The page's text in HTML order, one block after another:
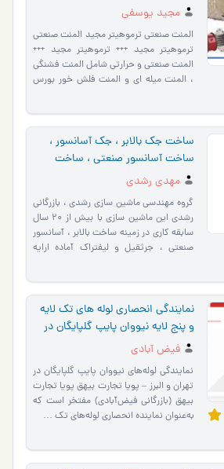
مجید یوسفی
المنت صنعتی ترموهیتر مجید المنت صنعتی
ترموهیتر مجید +++ ترموهیتر مجید +++
المنت صنعتی و حرارتی شامل المنت فشنگی
، المنت میله ای و المنت فلش خور بورس
ساخت جک بالابر ، جک آسانسور ،
ساخت آسانسور صنعتی ، ساخت
آسانسور کارگاهی
مهدی رشدی
گروه مهندسی ماشین سازی رشدی ، بازرگانی
رشدی این ماشین سازی با بیش از 20 سال
سابقه کاری در زمینه ساخت بالابر ، آسانسور
صنعتی ، جرثقیل و لیفتراک آماده ارایه
نمایندگی انحصاری لوله های تک لایه
و پنج لایه نیووان پایپ گلپایگان در
استان تهران و البرز
فیض آبادی
نمایندگی لوله‌های نیووان پایپ گلپایگان در
تهران و البرز – پویا تجارت بیهق پویا تجارت
بیهق (بازرگانی فیض‌آبادی) مفتخر است که
به‌عنوان نماینده انحصاری لوله‌های تک …